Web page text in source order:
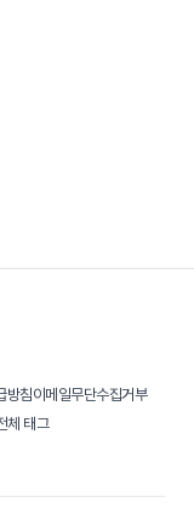
방침이메일무단수집거부
체 태그